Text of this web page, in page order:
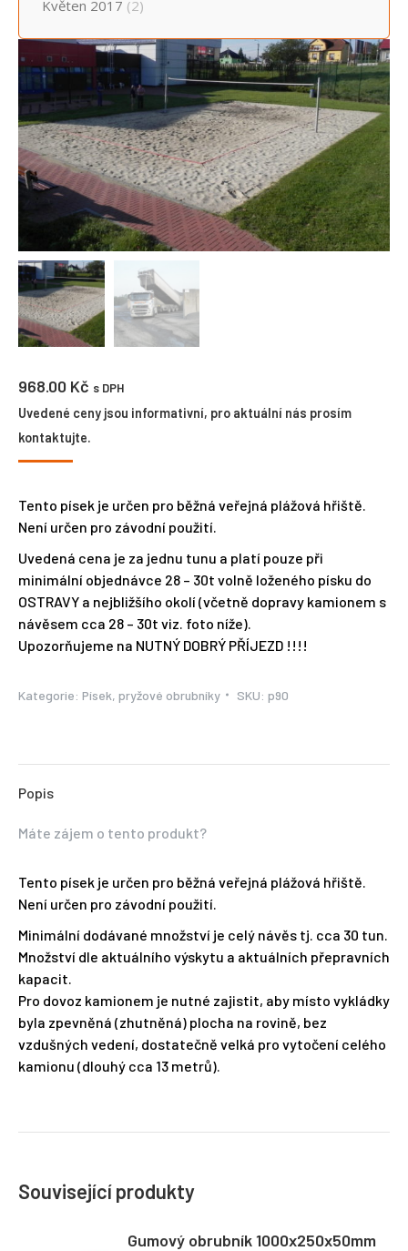
968.00 Kč s DPH
Uvedené ceny jsou informativní, pro aktuální nás prosím
kontaktujte.
Tento písek je určen pro běžná veřejná plážová hřiště.
Není určen pro závodní použití.
Uvedená cena je za jednu tunu a platí pouze při
minimální objednávce 28 – 30t volně loženého písku do
OSTRAVY a nejbližšího okolí (včetně dopravy kamionem s
návěsem cca 28 – 30t viz. foto níže).
Upozorňujeme na NUTNÝ DOBRÝ PŘÍJEZD !!!!
Kategorie: Písek, pryžové obrubníky SKU: p90
Popis
Máte zájem o tento produkt?
Tento písek je určen pro běžná veřejná plážová hřiště.
Není určen pro závodní použití.
Minimální dodávané množství je celý návěs tj. cca 30 tun.
Množství dle aktuálního výskytu a aktuálních přepravních
kapacit.
Pro dovoz kamionem je nutné zajistit, aby místo vykládky
byla zpevněná (zhutněná) plocha na rovině, bez
vzdušných vedení, dostatečně velká pro vytočení celého
kamionu (dlouhý cca 13 metrů).
Související produkty
Gumový obrubník 1000x250x50mm
Květen 2017 (2)